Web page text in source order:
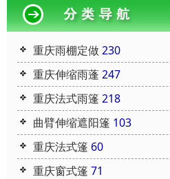
重庆雨棚定做230
重庆伸缩雨蓬247
重庆法式雨篷 218
曲臂伸缩遮阳篷 103
重庆法式篷 60
重庆窗式篷 71